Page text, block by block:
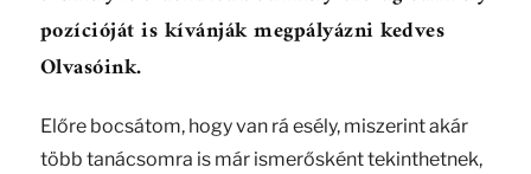
pozícióját is kívánják megpályázni kedves
Olvasóink.
Előre bocsátom, hogy van rá esély, miszerint akár
több tanácsomra is már ismerősként tekinthetnek,